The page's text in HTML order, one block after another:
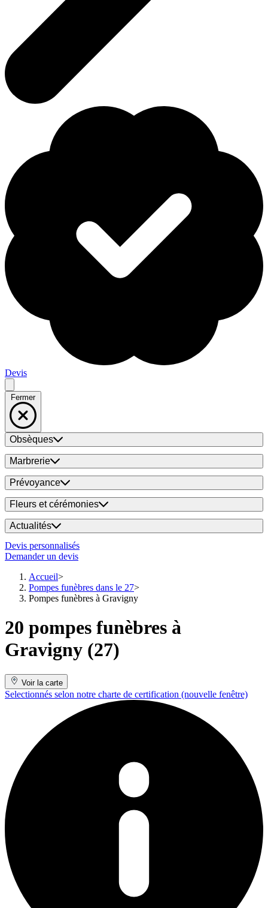
Devis
Fermer
Obsèques
Marbrerie
Prévoyance
Fleurs et cérémonies
Actualités
Devis personnalisés
Demander un devis
Accueil
Pompes funèbres dans le 27
Pompes funèbres à Gravigny
20 pompes funèbres à
Gravigny (27)
Voir la carte
Selectionnés selon notre charte de certification (nouvelle fenêtre)